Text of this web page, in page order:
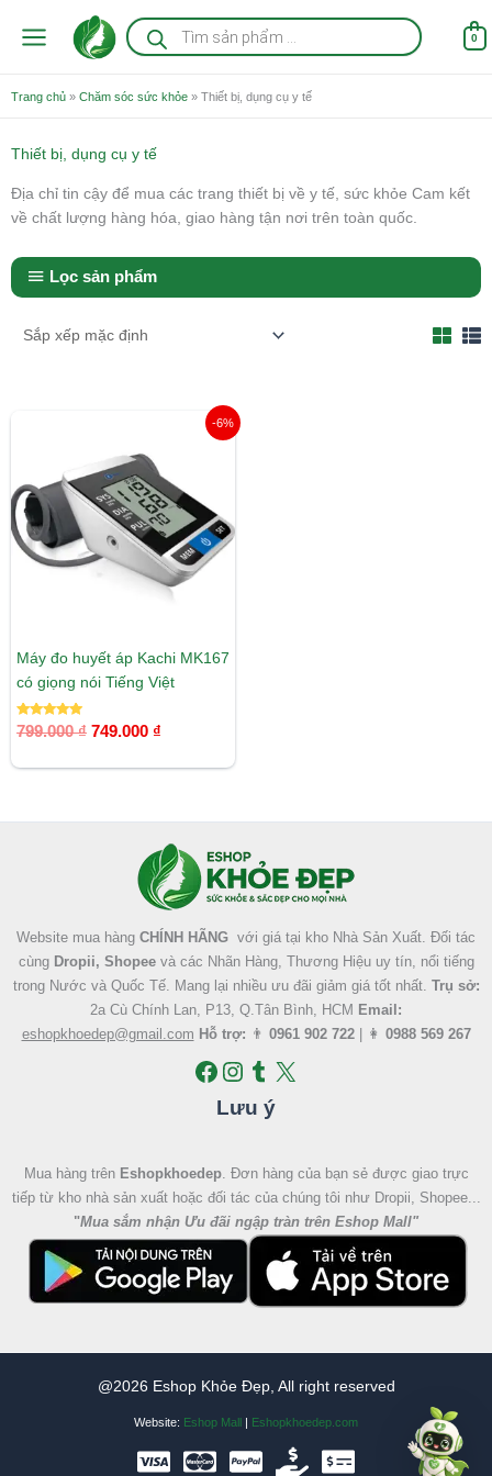
Tìm
kiếm
sản
0
Trang chủ » Chăm sóc sức khỏe » Thiết bị, dụng cụ y tế
Thiết bị, dụng cụ y tế
Địa chỉ tin cậy để mua các trang thiết bị về y tế, sức khỏe Cam kết
về chất lượng hàng hóa, giao hàng tận nơi trên toàn quốc.
Lọc sản phẩm
-6%
Máy đo huyết áp Kachi MK167
có giọng nói Tiếng Việt
Được xếp
hạng
799.000₫
799.000 ₫.
749.000 ₫
là:
749.000 ₫.
Website mua hàng CHÍNH HÃNG với giá tại kho Nhà Sản Xuất. Đối tác
cùng Dropii, Shopeevà các Nhãn Hàng, Thương Hiệu uy tín, nổi tiếng
trong Nước và Quốc Tế. Mang lại nhiều ưu đãi giảm giá tốt nhất. Trụ sở:
2a Cù Chính Lan, P13, Q.Tân Bình, HCM Email:
eshopkhoedep@gmail.com Hỗ trợ: 👨 0961 902 722| 👩 0988 569 267
Lưu ý
Mua hàng trên Eshopkhoedep. Đơn hàng của bạn sẻ được giao trực
tiếp từ kho nhà sản xuất hoặc đối tác của chúng tôi như Dropii, Shopee...
"Mua sắm nhận Ưu đãi ngập tràn trên Eshop Mall"
@2026 Eshop Khỏe Đẹp, All right reserved
Website: Eshop Mall Eshopkhoedep.com